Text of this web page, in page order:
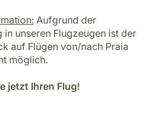
Aufgrund der
unseren Flugzeugen ist der
auf Flügen von/nach Praia
möglich.
jetzt Ihren Flug!